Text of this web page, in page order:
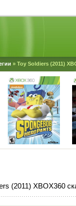
» Toy Soldiers (2011)
(2011) XBOX360